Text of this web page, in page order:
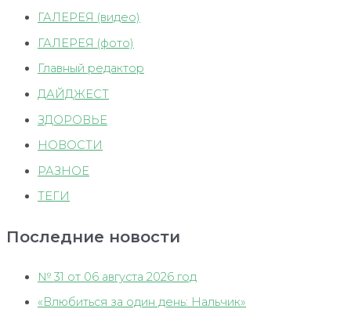
ГАЛЕРЕЯ (видео)
ГАЛЕРЕЯ (фото)
Главный редактор
ДАЙДЖЕСТ
ЗДОРОВЬЕ
НОВОСТИ
РАЗНОЕ
ТЕГИ
Последние новости
№ 31 от 06 августа 2026 год
«Влюбиться за один день: Нальчик»